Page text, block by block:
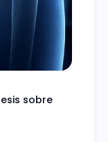
sobre